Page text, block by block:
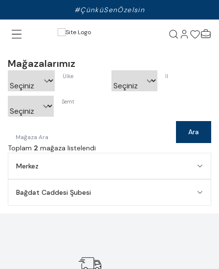
#ÇünküSenÖzelsin
Mağazalarımız
Ülke İl
Semt
Mağaza Ara
Ara
Toplam 2 mağaza listelendi
Merkez
Bağdat Caddesi Şubesi